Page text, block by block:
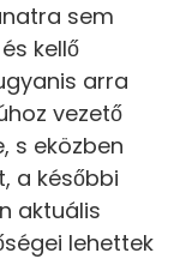
sem
kellő
arra
vezető
s eközben
a későbbi
aktuális
lehettek